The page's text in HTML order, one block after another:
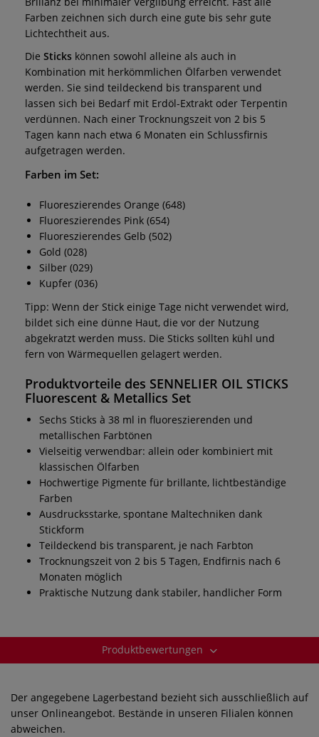
Farben zeichnen sich durch eine gute bis sehr gute
Lichtechtheit aus.
Die Sticks können sowohl alleine als auch in
Kombination mit herkömmlichen Ölfarben verwendet
werden. Sie sind teildeckend bis transparent und
lassen sich bei Bedarf mit Erdöl-Extrakt oder Terpentin
verdünnen. Nach einer Trocknungszeit von 2 bis 5
Tagen kann nach etwa 6 Monaten ein Schlussfirnis
aufgetragen werden.
Farben im Set:
Fluoreszierendes Orange (648)
Fluoreszierendes Pink (654)
Fluoreszierendes Gelb (502)
Gold (028)
Silber (029)
Kupfer (036)
Tipp: Wenn der Stick einige Tage nicht verwendet wird,
bildet sich eine dünne Haut, die vor der Nutzung
abgekratzt werden muss. Die Sticks sollten kühl und
fern von Wärmequellen gelagert werden.
Produktvorteile des SENNELIER OIL STICKS
Fluorescent & Metallics Set
Sechs Sticks à 38 ml in fluoreszierenden und
metallischen Farbtönen
Vielseitig verwendbar: allein oder kombiniert mit
klassischen Ölfarben
Hochwertige Pigmente für brillante, lichtbeständige
Farben
Ausdrucksstarke, spontane Maltechniken dank
Stickform
Teildeckend bis transparent, je nach Farbton
Trocknungszeit von 2 bis 5 Tagen, Endfirnis nach 6
Monaten möglich
Praktische Nutzung dank stabiler, handlicher Form
Produktbewertungen
Der angegebene Lagerbestand bezieht sich ausschließlich auf
unser Onlineangebot. Bestände in unseren Filialen können
abweichen.